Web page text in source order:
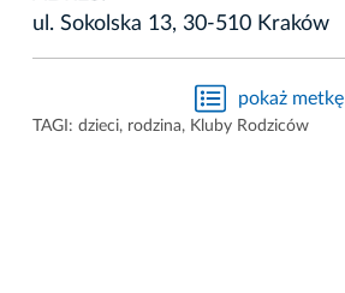
ul. Sokolska 13, 30-510 Kraków
pokaż metkę
TAGI: dzieci, rodzina, Kluby Rodziców